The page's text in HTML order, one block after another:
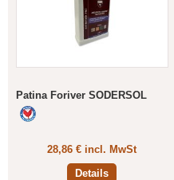
Patina Foriver SODERSOL
28,86 € incl. MwSt
Details